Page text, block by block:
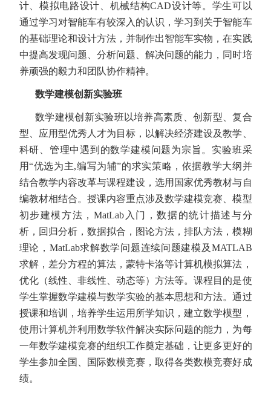
计、模拟电路设计、机械结构CAD设计等。学生可以
通过学习对智能车有较深入的认识，学习到关于智能车
的基础理论和设计方法，并制作出智能车实物，在实践
中提高发现问题、分析问题、解决问题的能力，同时培
养顽强的毅力和团队协作精神。
数学建模创新实验班
数学建模创新实验班以培养高素质、创新型、复合
型、应用型优秀人才为目标，以解决经济建设及教学、
科研、管理中遇到的数学建模问题为宗旨。实验班采
用“优选为主,编写为辅”的求实策略，依据教学大纲并
结合教学内容改革与课程建设，选用国家优秀教材与自
编教材相结合。授课内容重点涉及数学建模竞赛、模型
初步建模方法， MatLab入门，数据的统计描述与分
析，回归分析，数据拟合，图论方法，排队方法，模糊
理论， MatLab求解数学问题连续问题建模及 MATLAB
求解，差分方程的算法，蒙特卡洛等计算机模拟算法，
优化（线性、非线性、动态等）方法等。课程目的是使
学生掌握数学建模与数学实验的基本思想和方法。通过
授课和培训，培养学生运用所学知识，建立数学模型，
使用计算机并利用数学软件解决实际问题的能力，为每
一年数学建模竞赛的组织工作奠定基础，让更多更好的
学生参加全国、国际数模竞赛，取得各类数模竞赛好成
绩。